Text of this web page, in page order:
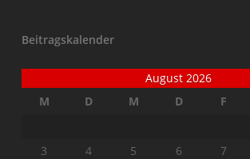
Beitragskalender
August 2026
M
D M D F
3
4 5 6 7